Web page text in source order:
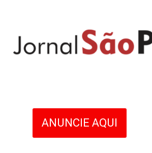
ANUNCIE AQUI